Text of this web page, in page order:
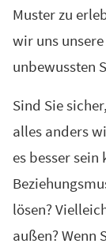
Muster zu
wir uns
unbewussten
Sind Sie
alles anders
es besser
lösen?
außen? Wenn